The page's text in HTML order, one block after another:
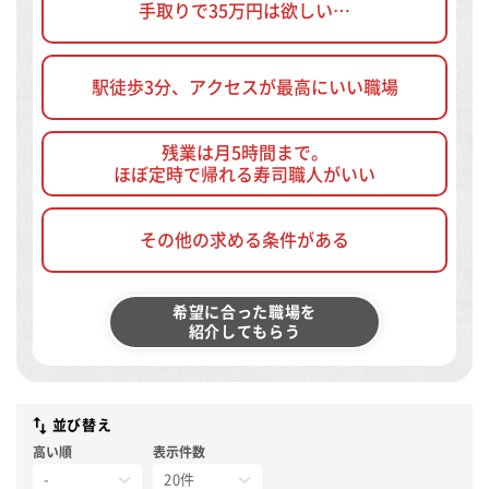
手取りで35万円は欲しい…
駅徒歩3分、アクセスが最高にいい職場
残業は月5時間まで。
ほぼ定時で帰れる寿司職人がいい
その他の求める条件がある
希望に合った職場を
紹介してもらう
並び替え
高い順 表示件数